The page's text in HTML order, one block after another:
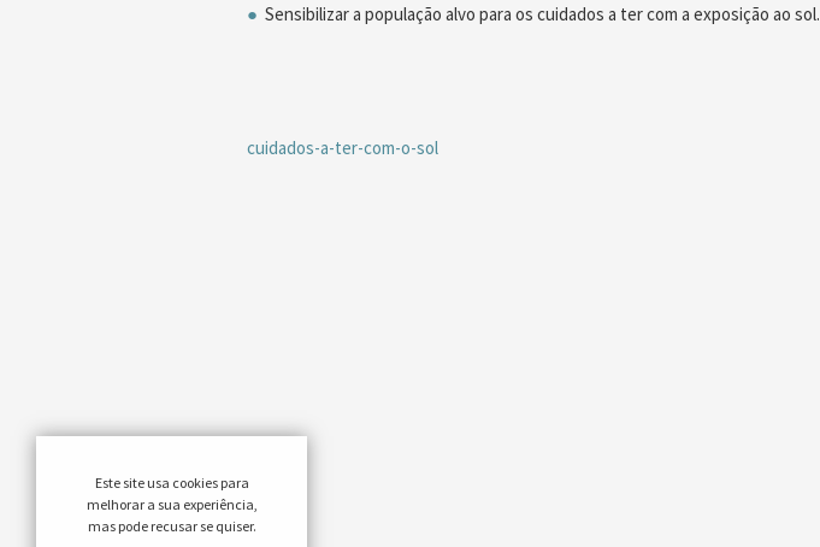
Sensibilizar a população alvo para os cuidados a ter com a exposição ao sol.
cuidados-a-ter-com-o-sol
Este site usa cookies para
melhorar a sua experiência,
mas pode recusar se quiser.